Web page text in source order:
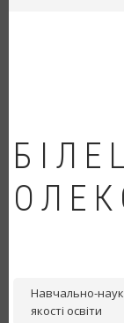
Навчально-
якості освіти